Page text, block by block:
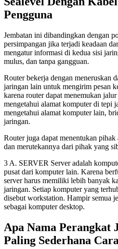
Pengguna
Jembatan ini dibandingkan dengan
persimpangan jika terjadi keadaan
mengatur informasi di kedua sisi
mulus, dan tanpa gangguan.
Router bekerja dengan meneruskan
jaringan lain untuk mengirim pesan
karena router dapat menemukan
mengetahui alamat komputer di tepi
mengetahui alamat komputer lain,
jaringan.
Router juga dapat menentukan
dan merutekannya dari pihak yang
3 A. SERVER Server adalah
pusat dari komputer lain. Karena
server harus memiliki lebih banyak
jaringan. Setiap komputer yang
disebut workstation. Hampir semua
sebagai komputer desktop.
Apa Nama Perangkat
Paling Sederhana